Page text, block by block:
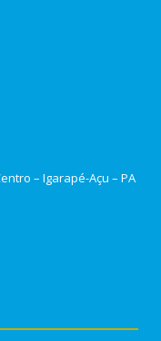
– Igarapé-Açu – PA